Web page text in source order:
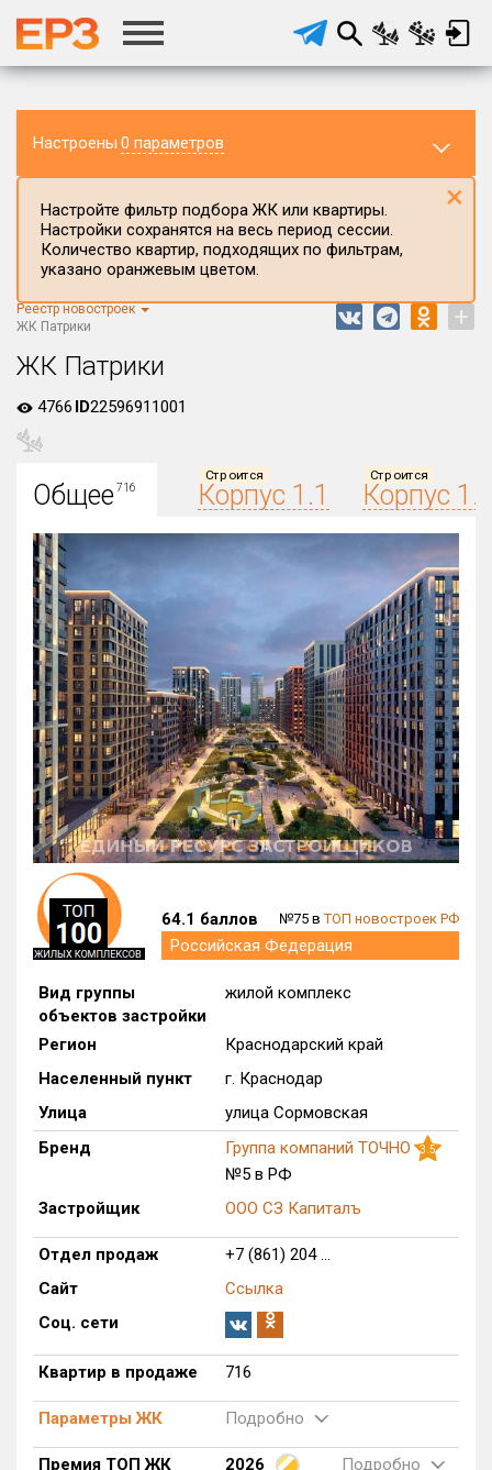
Настроены 0 параметров
Регион ЖК
Район в регионе
Все
Населённый пункт
Все
Район в городе
Все
₽/м² млн ₽
Цена
от до
Общая площадь, м²
от до
Срок сдачи
от Сдан в 2025 до I кв. 2027
Вид объекта
Кол-во комнат
Только новые
от до
с продажами
Рейтинг ЕРЗ
Найдено:
Жилых комплексов
Блокированных домов
Домов с апартаментами
0 из 172
Настройте фильтр подбора ЖК или квартиры.
Настройки сохранятся на весь период сессии.
Количество квартир, подходящих по фильтрам,
указано оранжевым цветом.
×
Реестр новостроек
ЖК Патрики
+
ЖК Патрики
4766 ID22596911001
Общее716
Строится
Корпус 1.1
Строится
Корпус
64.1 баллов №75 вТОП новостроек РФ
Российская Федерация
Вид группы
объектов застройки
жилой комплекс
Регион
Краснодарский край
Населенный пункт
г. Краснодар
Улица
улица Сормовская
Бренд
Группа компаний ТОЧНО 3.5
№5 в РФ
Застройщик
ООО СЗ Капиталъ
Отдел продаж
+7 (861) 204 ...
Сайт
Ссылка
Соц. сети
Квартир в продаже 716
Параметры ЖК Подробно
Премия ТОП ЖК 2026
Подробно